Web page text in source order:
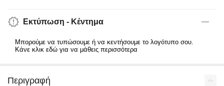
Εκτύπωση - Κέντημα
Μπορούμε να τυπώσουμε ή να κεντήσουμε το λογότυπο σου.
Κάνε κλικ εδώ για να μάθεις περισσότερα
Περιγραφή